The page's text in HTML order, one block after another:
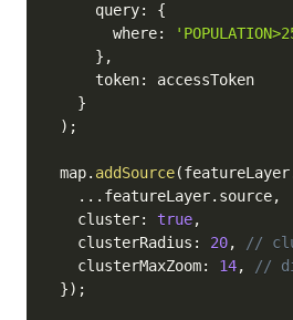
      query
:
{
        where
:
} ,
      token
:
accessToken
}
) ;
  map
. addSource(featureLayer
... featureLayer. source,
    cluster
: true,
    clusterRadius
: 20,
//
    clusterMaxZoom
: 14,
//
}) ;